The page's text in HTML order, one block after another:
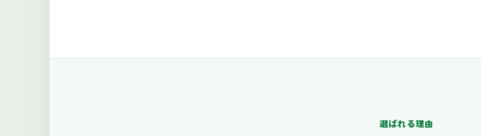
選ばれる理由